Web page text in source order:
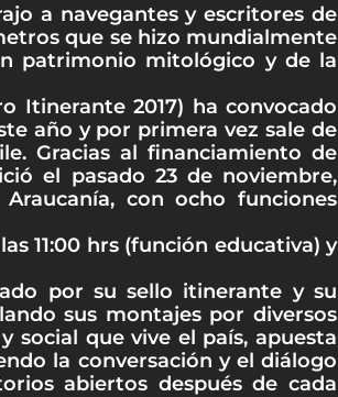
a navegantes y escritores de
que se hizo mundialmente
patrimonio mitológico y de la
Itinerante 2017) ha convocado
año y por primera vez sale de
Gracias al financiamiento de
el pasado 23 de noviembre,
con ocho funciones
11:00 hrs (función educativa) y
por su sello itinerante y su
sus montajes por diversos
social que vive el país, apuesta
la conversación y el diálogo
abiertos después de cada